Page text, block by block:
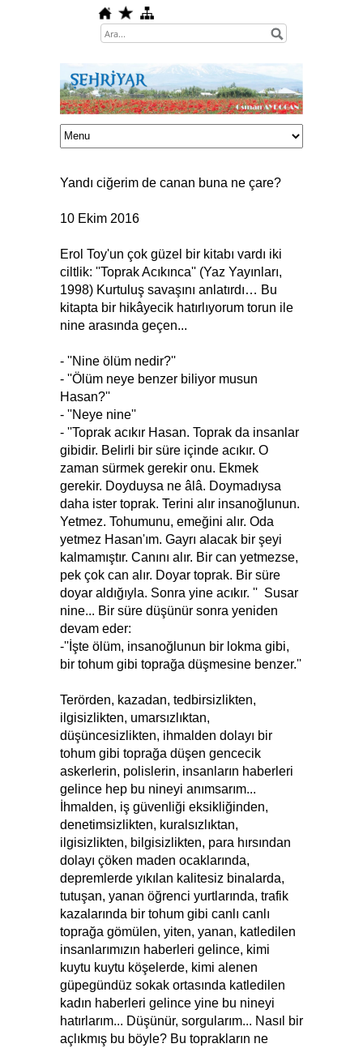
Yandı ciğerim de canan buna ne çare?
10 Ekim 2016
Erol Toy'un çok güzel bir kitabı vardı iki
ciltlik: ''Toprak Acıkınca'' (Yaz Yayınları,
1998) Kurtuluş savaşını anlatırdı… Bu
kitapta bir hikâyecik hatırlıyorum torun ile
nine arasında geçen...
- ''Nine ölüm nedir?''
- ''Ölüm neye benzer biliyor musun
Hasan?''
- ''Neye nine''
- ''Toprak acıkır Hasan. Toprak da insanlar
gibidir. Belirli bir süre içinde acıkır. O
zaman sürmek gerekir onu. Ekmek
gerekir. Doyduysa ne âlâ. Doymadıysa
daha ister toprak. Terini alır insanoğlunun.
Yetmez. Tohumunu, emeğini alır. Oda
yetmez Hasan'ım. Gayrı alacak bir şeyi
kalmamıştır. Canını alır. Bir can yetmezse,
pek çok can alır. Doyar toprak. Bir süre
doyar aldığıyla. Sonra yine acıkır. '' Susar
nine... Bir süre düşünür sonra yeniden
devam eder:
-''İşte ölüm, insanoğlunun bir lokma gibi,
bir tohum gibi toprağa düşmesine benzer.''
Terörden, kazadan, tedbirsizlikten,
ilgisizlikten, umarsızlıktan,
düşüncesizlikten, ihmalden dolayı bir
tohum gibi toprağa düşen gencecik
askerlerin, polislerin, insanların haberleri
gelince hep bu nineyi anımsarım...
İhmalden, iş güvenliği eksikliğinden,
denetimsizlikten, kuralsızlıktan,
ilgisizlikten, bilgisizlikten, para hırsından
dolayı çöken maden ocaklarında,
depremlerde yıkılan kalitesiz binalarda,
tutuşan, yanan öğrenci yurtlarında, trafik
kazalarında bir tohum gibi canlı canlı
toprağa gömülen, yiten, yanan, katledilen
insanlarımızın haberleri gelince, kimi
kuytu kuytu köşelerde, kimi alenen
güpegündüz sokak ortasında katledilen
kadın haberleri gelince yine bu nineyi
hatırlarım... Düşünür, sorgularım... Nasıl bir
açlıkmış bu böyle? Bu toprakların ne